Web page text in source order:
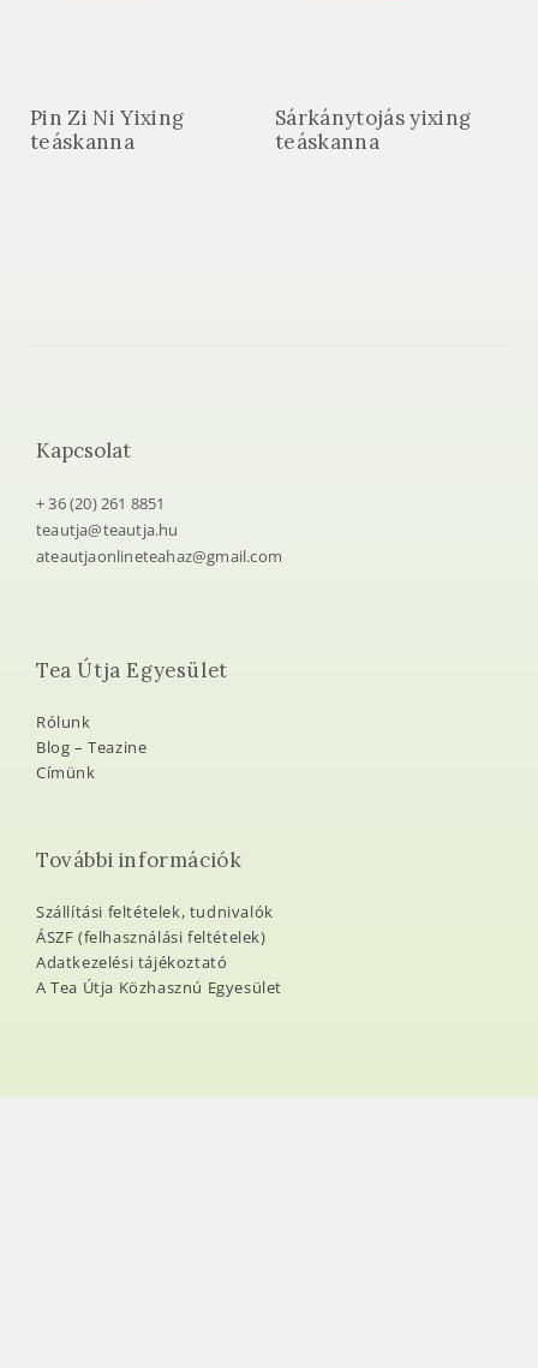
Pin Zi Ni Yixing
teáskanna
Sárkánytojás yixing
teáskanna
Kapcsolat
+ 36 (20) 261 8851
teautja@teautja.hu
ateautjaonlineteahaz@gmail.com
Tea Útja Egyesület
Rólunk
Blog – Teazine
Címünk
További információk
Szállítási feltételek, tudnivalók
ÁSZF (felhasználási feltételek)
Adatkezelési tájékoztató
A Tea Útja Közhasznú Egyesület